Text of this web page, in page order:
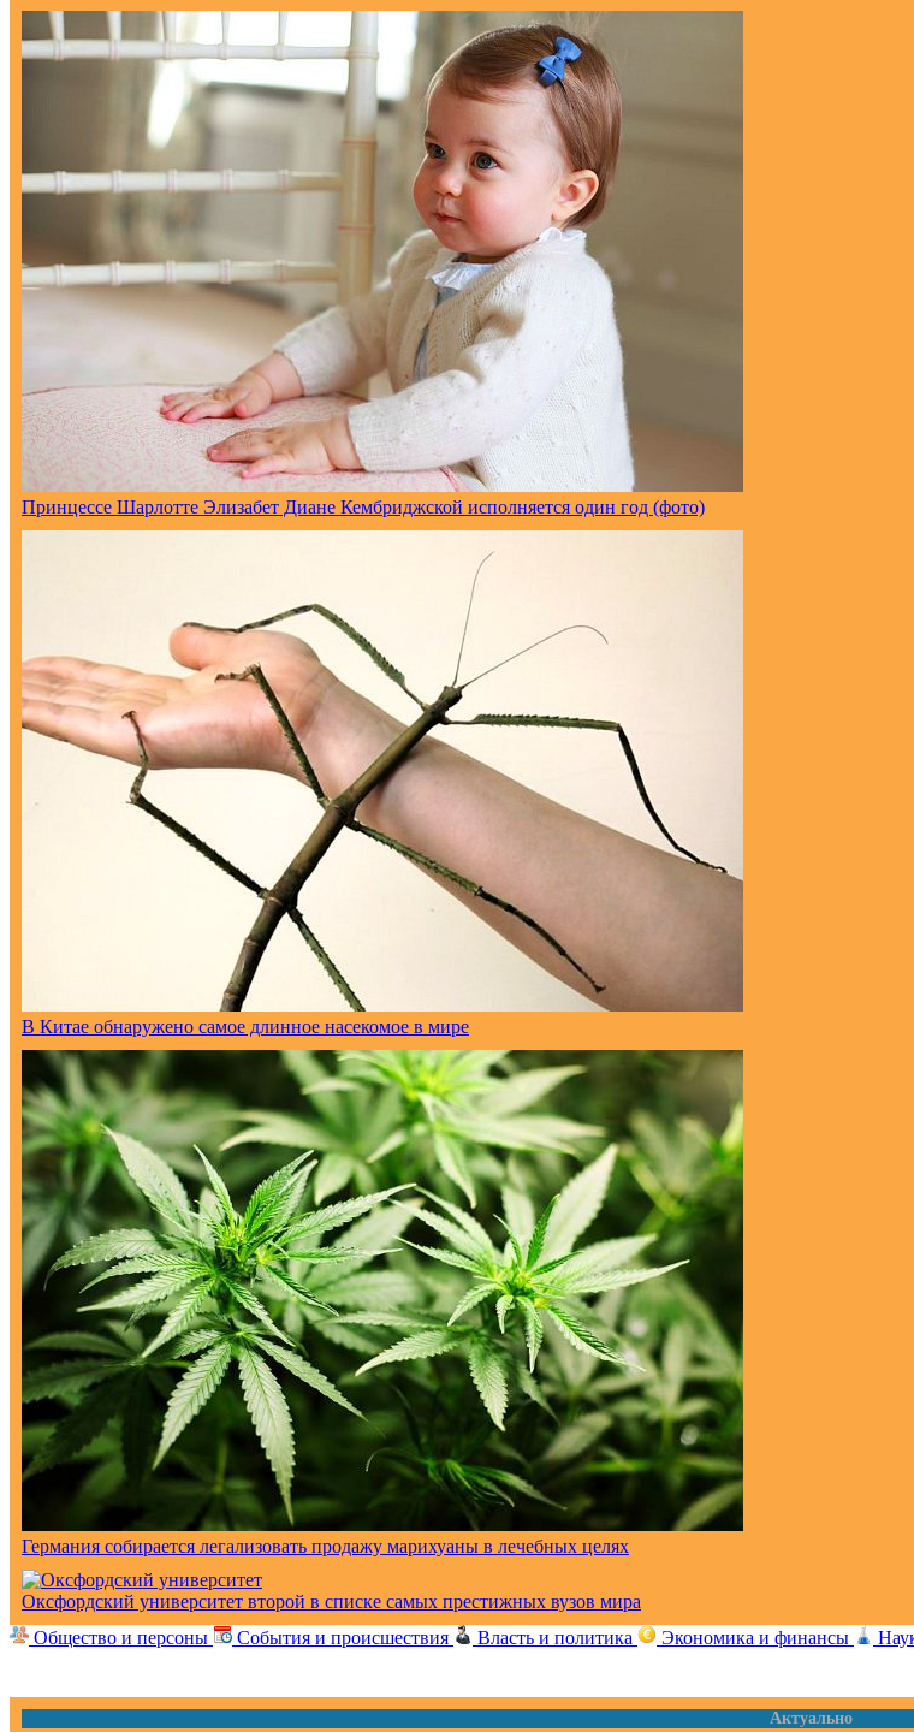
Принцессе Шарлотте Элизабет Диане Кембриджской исполняется один год (фото)
В Китае обнаружено самое длинное насекомое в мире
Германия собирается легализовать продажу марихуаны в лечебных целях
Оксфордский университет второй в списке самых престижных вузов мира
Общество и персоны
События и происшествия Власть и политика Экономика и финансы
Актуально